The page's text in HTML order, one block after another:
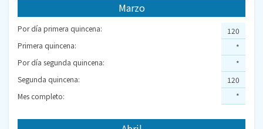
Marzo
Por día primera quincena:
Primera quincena:
Por día segunda quincena:
Segunda quincena:
Mes completo:
120
*
*
120
*